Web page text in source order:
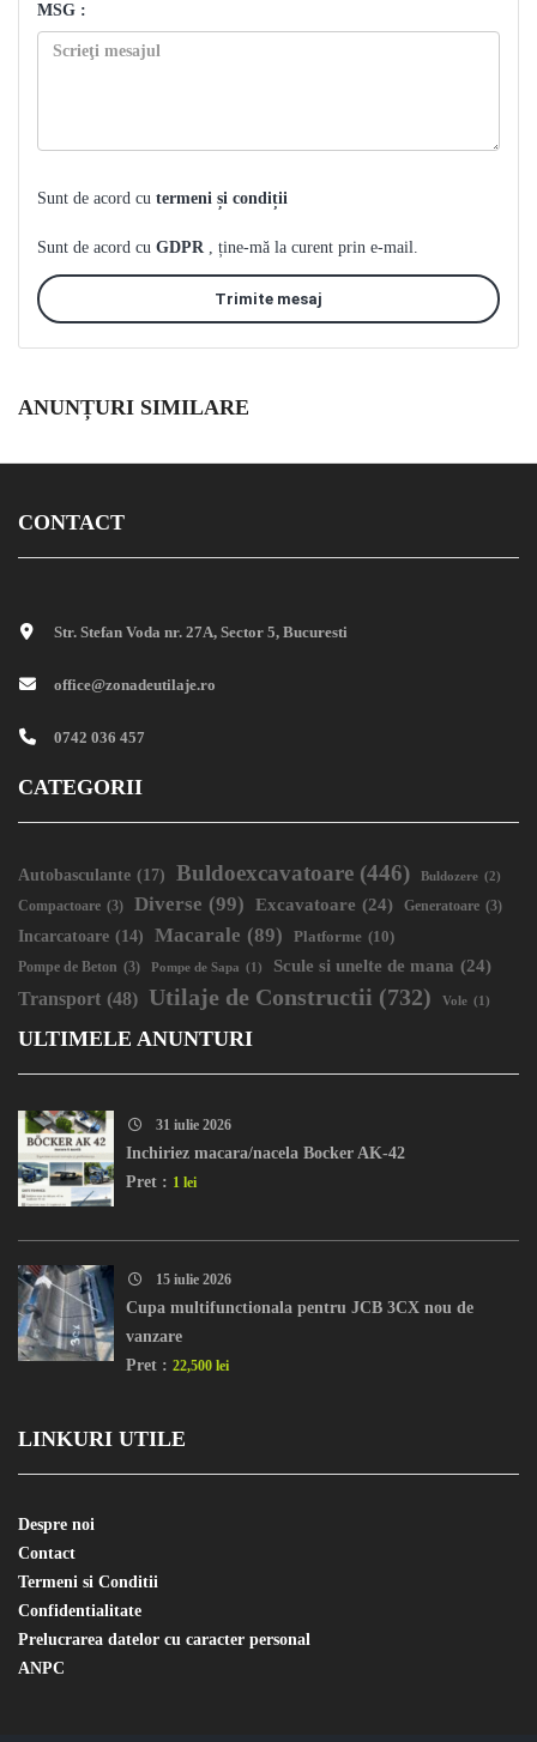
MSG :
Sunt de acord cu termeni și condiții
Sunt de acord cu GDPR , ține-mă la curent prin e-mail.
Trimite mesaj
ANUNȚURI SIMILARE
CONTACT
Str. Stefan Voda nr. 27A, Sector 5, Bucuresti
office@zonadeutilaje.ro
0742 036 457
CATEGORII
Autobasculante (17) Buldoexcavatoare (446) Buldozere (2)
Compactoare (3) Diverse (99) Excavatoare (24) Generatoare (3)
Incarcatoare (14) Macarale (89) Platforme (10)
Pompe de Beton (3) Pompe de Sapa (1) Scule si unelte de mana (24)
Transport (48) Utilaje de Constructii (732) Vole (1)
ULTIMELE ANUNTURI
31 iulie 2026
Inchiriez macara/nacela Bocker AK-42
Pret : 1 lei
15 iulie 2026
Cupa multifunctionala pentru JCB 3CX nou de
vanzare
Pret : 22,500 lei
LINKURI UTILE
Despre noi
Contact
Termeni si Conditii
Confidentialitate
Prelucrarea datelor cu caracter personal
ANPC